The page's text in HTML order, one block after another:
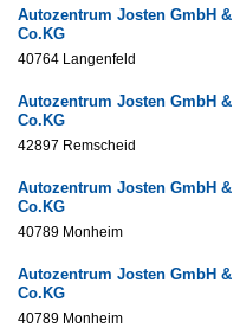
Autozentrum Josten GmbH &
Co.KG
40764 Langenfeld
Autozentrum Josten GmbH &
Co.KG
42897 Remscheid
Autozentrum Josten GmbH &
Co.KG
40789 Monheim
Autozentrum Josten GmbH &
Co.KG
40789 Monheim